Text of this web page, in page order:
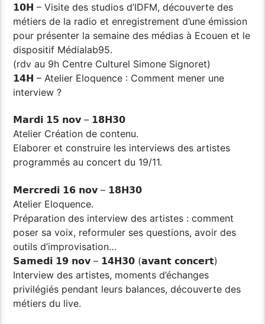
𝟭𝟬𝗛 – Visite des studios d’IDFM, découverte des
métiers de la radio et enregistrement d’une émission
pour présenter la semaine des médias à Ecouen et le
dispositif Médialab95.
(rdv au 9h Centre Culturel Simone Signoret)
𝟭𝟰𝗛 – Atelier Eloquence : Comment mener une
interview ?
𝗠𝗮𝗿𝗱𝗶 𝟭𝟱 𝗻𝗼𝘃 – 𝟭𝟴𝗛𝟯𝟬
Atelier Création de contenu.
Elaborer et construire les interviews des artistes
programmés au concert du 19/11.
𝗠𝗲𝗿𝗰𝗿𝗲𝗱𝗶 𝟭𝟲 𝗻𝗼𝘃 – 𝟭𝟴𝗛𝟯𝟬
Atelier Eloquence.
Préparation des interview des artistes : comment
poser sa voix, reformuler ses questions, avoir des
outils d’improvisation…
𝗦𝗮𝗺𝗲𝗱𝗶 𝟭𝟵 𝗻𝗼𝘃 – 𝟭𝟰𝗛𝟯𝟬 (𝗮𝘃𝗮𝗻𝘁 𝗰𝗼𝗻𝗰𝗲𝗿𝘁)
Interview des artistes, moments d’échanges
privilégiés pendant leurs balances, découverte des
métiers du live.